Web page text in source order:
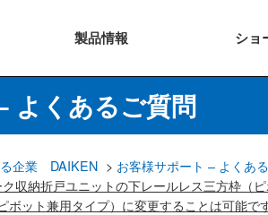
製品情報 ショ
よくあるご質問
る企業 DAIKEN > お客様サポート – よくあ
収納折戸ユニットの下レールレス三方枠（
ボット兼用タイプ）に変更することは可能で